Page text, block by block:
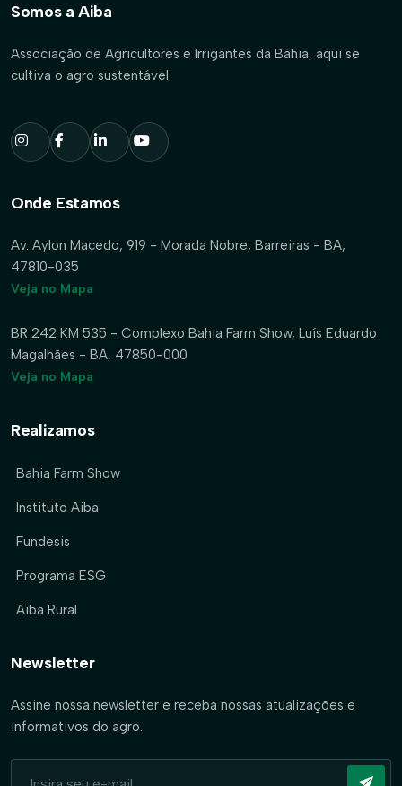
Somos a Aiba
Associação de Agricultores e Irrigantes da Bahia, aqui se
cultiva o agro sustentável.
Onde Estamos
Av. Aylon Macedo, 919 - Morada Nobre, Barreiras - BA,
47810-035
Veja no Mapa
BR 242 KM 535 - Complexo Bahia Farm Show, Luís Eduardo
Magalhães - BA, 47850-000
Veja no Mapa
Realizamos
Bahia Farm Show
Instituto Aiba
Fundesis
Programa ESG
Aiba Rural
Newsletter
Assine nossa newsletter e receba nossas atualizações e
informativos do agro.